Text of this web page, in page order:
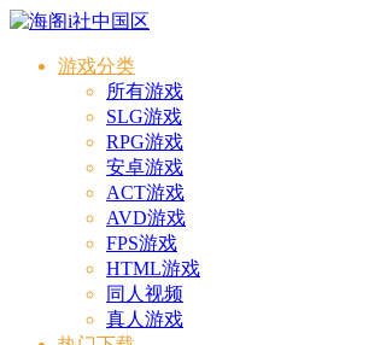
游戏分类
所有游戏
SLG游戏
RPG游戏
安卓游戏
ACT游戏
AVD游戏
FPS游戏
HTML游戏
同人视频
真人游戏